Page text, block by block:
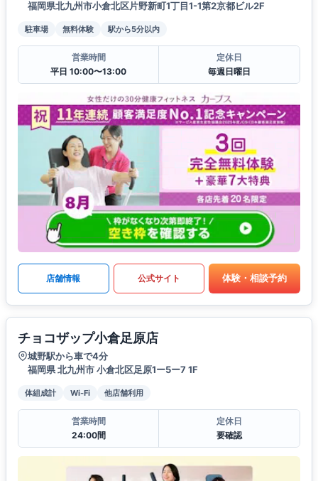
福岡県北九州市小倉北区片野新町1丁目1-1第2京都ビル2F
駐車場 無料体験 駅から5分以内
営業時間
平日 10:00〜13:00
定休日
毎週日曜日
店舗情報 公式サイト 体験・相談予約
チョコザップ小倉足原店
城野駅から車で4分
福岡県 北九州市 小倉北区足原1ー5ー7 1F
体組成計 Wi-Fi 他店舗利用
営業時間
24:00間
定休日
要確認